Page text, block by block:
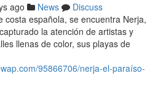
ago News
Discuss
costa española, se encuentra Nerja,
la atención de artistas y
llenas de color, sus playas de
95866706/nerja-el-paraíso-